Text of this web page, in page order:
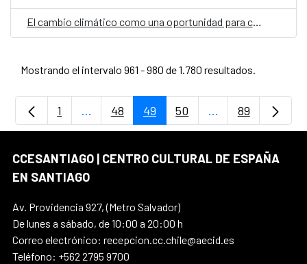
El cambio climático como una oportunidad para construir una mejor calidad de vida
Mostrando el intervalo 961 - 980 de 1.780 resultados.
Página
1 ...Páginas intermedias Use TAB para
Página
48 Página
49 Página
50 ...PáginasPágina
89
CCESANTIAGO | CENTRO CULTURAL DE ESPAÑA
EN SANTIAGO
Av. Providencia 927, (Metro Salvador)
De lunes a sábado, de 10:00 a 20:00 h
Correo electrónico: recepcion.cc.chile@aecid.es
Teléfono: +562 2795 9700